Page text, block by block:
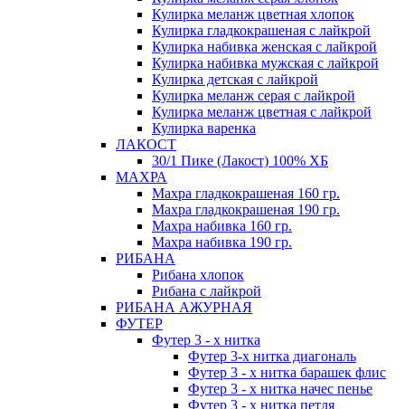
Кулирка меланж цветная хлопок
Кулирка гладкокрашеная с лайкрой
Кулирка набивка женская с лайкрой
Кулирка набивка мужская с лайкрой
Кулирка детская с лайкрой
Кулирка меланж серая с лайкрой
Кулирка меланж цветная с лайкрой
Кулирка варенка
ЛАКОСТ
30/1 Пике (Лакост) 100% ХБ
МАХРА
Махра гладкокрашеная 160 гр.
Махра гладкокрашеная 190 гр.
Махра набивка 160 гр.
Махра набивка 190 гр.
РИБАНА
Рибана хлопок
Рибана с лайкрой
РИБАНА АЖУРНАЯ
ФУТЕР
Футер 3 - х нитка
Футер 3-х нитка диагональ
Футер 3 - х нитка барашек флис
Футер 3 - х нитка начес пенье
Футер 3 - х нитка петля